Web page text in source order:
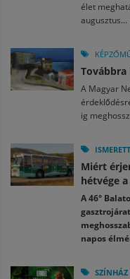
élet
augusztus...
Továbbra
A Magyar
ig
Miért
hétvége
A 46°
napos